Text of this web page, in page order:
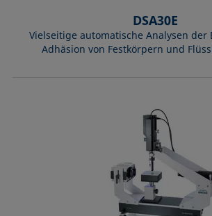
DSA30E
Vielseitige automatische Analysen der
Adhäsion von Festkörpern und